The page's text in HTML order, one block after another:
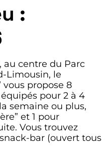
:
au centre du Parc
Limousin, le
vous propose 8
pour 2 à 4
semaine ou plus,
et 1 pour
Vous trouvez
bar (ouvert tous